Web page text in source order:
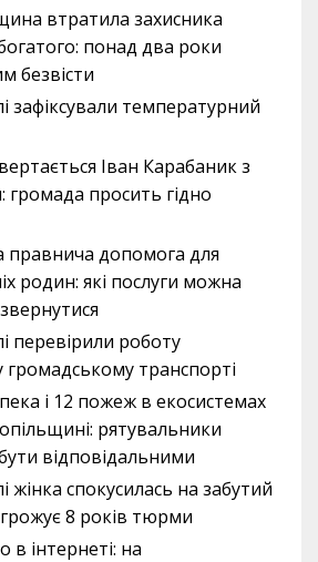
втратила захисника
понад два роки
безвісти
зафіксували температурний
Іван Карабаник з
просить гідно
правнича допомога для
родин: які послуги можна
перевірили роботу
громадському транспорті
і 12 пожеж в екосистемах
рятувальники
відповідальними
жінка спокусилась на забутий
8 років тюрми
в інтернеті: на